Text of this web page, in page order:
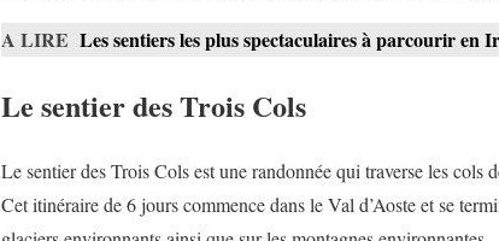
A LIRE Les sentiers les plus spectaculaires à parcourir en
Le sentier des Trois Cols
Le sentier des Trois Cols est une randonnée qui traverse les
Cet itinéraire de 6 jours commence dans le Val d’Aoste et se